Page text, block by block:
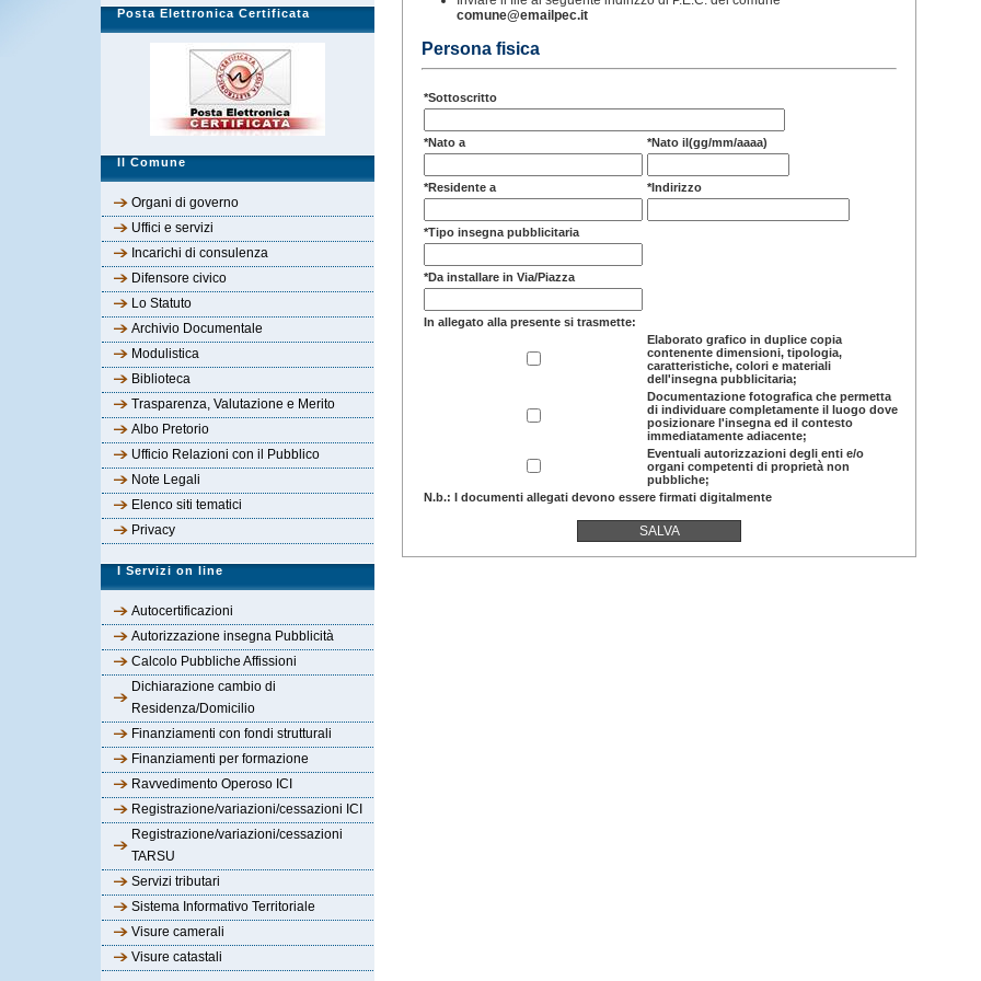
Posta Elettronica Certificata
Il Comune
Organi di governo
Uffici e servizi
Incarichi di consulenza
Difensore civico
Lo Statuto
Archivio Documentale
Modulistica
Biblioteca
Trasparenza, Valutazione e Merito
Albo Pretorio
Ufficio Relazioni con il Pubblico
Note Legali
Elenco siti tematici
Privacy
I Servizi on line
Autocertificazioni
Autorizzazione insegna Pubblicità
Calcolo Pubbliche Affissioni
Dichiarazione cambio di
Residenza/Domicilio
Finanziamenti con fondi strutturali
Finanziamenti per formazione
Ravvedimento Operoso ICI
Registrazione/variazioni/cessazioni ICI
Registrazione/variazioni/cessazioni
TARSU
Servizi tributari
Sistema Informativo Territoriale
Visure camerali
Visure catastali